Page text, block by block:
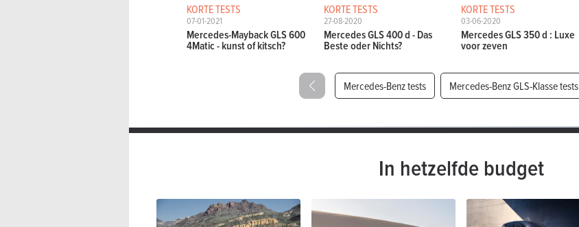
KORTE TESTS
07-01-2021
Mercedes-Mayback GLS 600
4Matic - kunst of kitsch?
KORTE TESTS
27-08-2020
Mercedes GLS 400 d - Das
Beste oder Nichts?
KORTE TESTS
03-06-2020
Mercedes GLS 350 d : Luxe
voor zeven
Mercedes-Benz tests Mercedes-Benz GLS-Klasse tests
In hetzelfde budget